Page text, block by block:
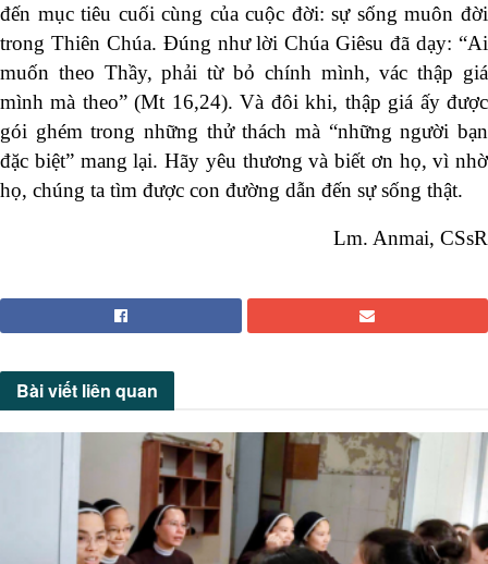
đến mục tiêu cuối cùng của cuộc đời: sự sống muôn đời
trong Thiên Chúa. Đúng như lời Chúa Giêsu đã dạy: “Ai
muốn theo Thầy, phải từ bỏ chính mình, vác thập giá
mình mà theo” (Mt 16,24). Và đôi khi, thập giá ấy được
gói ghém trong những thử thách mà “những người bạn
đặc biệt” mang lại. Hãy yêu thương và biết ơn họ, vì nhờ
họ, chúng ta tìm được con đường dẫn đến sự sống thật.
Lm. Anmai, CSsR
Bài viết liên quan